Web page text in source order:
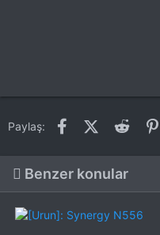
Paylaş: FacebookX (Twitter)
Reddit
Benzer konular